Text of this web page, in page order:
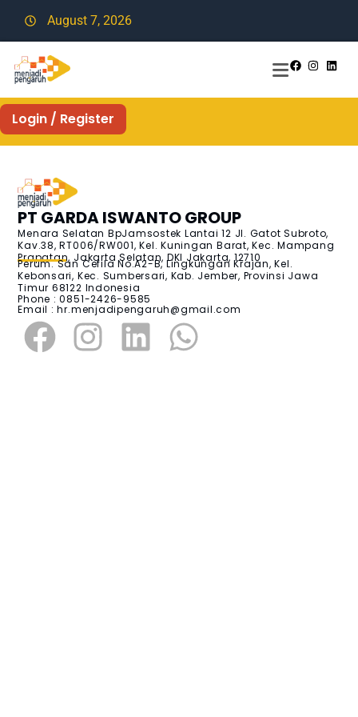
August 7, 2026
Login / Register
PT GARDA ISWANTO GROUP
Menara Selatan BpJamsostek Lantai 12 Jl. Gatot Subroto,
Kav.38, RT006/RW001, Kel. Kuningan Barat, Kec. Mampang
Prapatan, Jakarta Selatan, DKI Jakarta, 12710
Perum. San Cefila No.A2-B, Lingkungan Krajan, Kel.
Kebonsari, Kec. Sumbersari, Kab. Jember, Provinsi Jawa
Timur 68122 Indonesia
Phone : 0851-2426-9585
Email :hr.menjadipengaruh@gmail.com